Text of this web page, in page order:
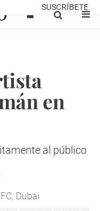
SUSCRÍBETE
en
al público
Dubai